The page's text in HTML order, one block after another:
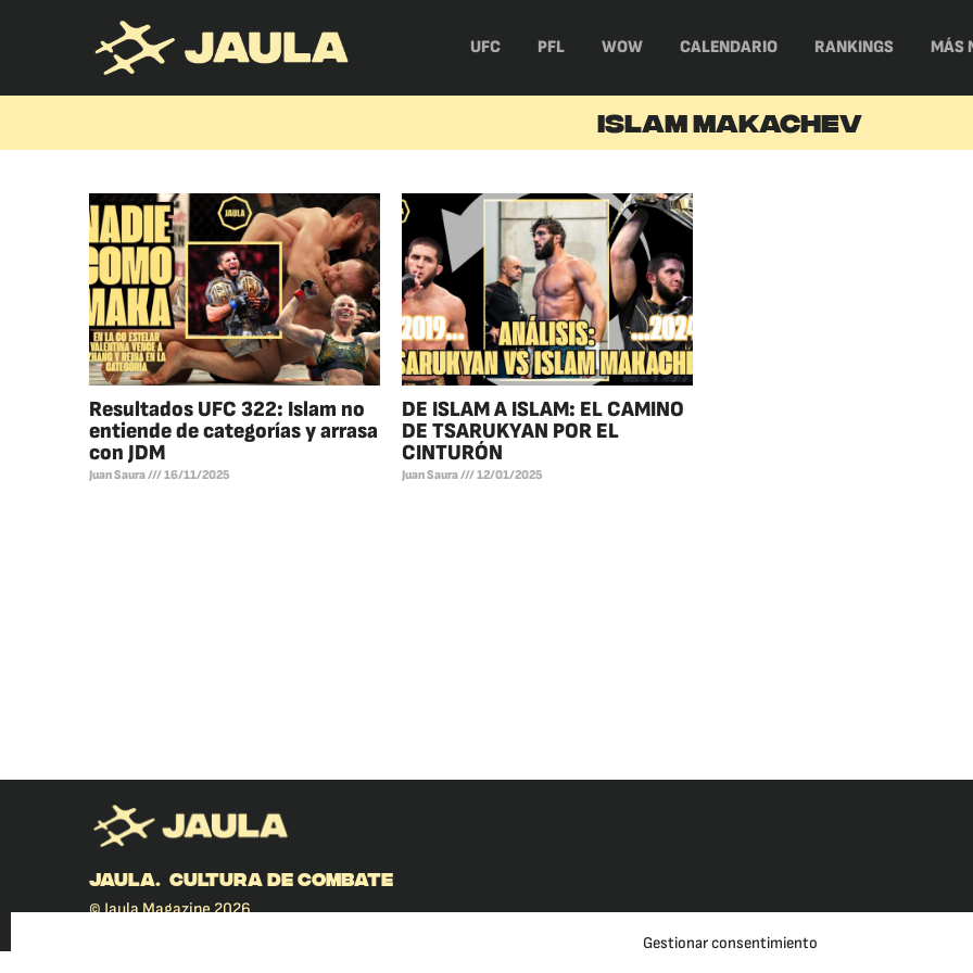
Gestionar consentimiento
UFC PFL WOW CALENDARIO RANKINGS MÁS
ISLAM MAKACHEV
Resultados UFC 322: Islam no
entiende de categorías y arrasa
con JDM
Juan Saura 16/11/2025
DE ISLAM A ISLAM: EL CAMINO
DE TSARUKYAN POR EL
CINTURÓN
Juan Saura 12/01/2025
JAULA. CULTURA DE COMBATE
© Jaula Magazine 2026